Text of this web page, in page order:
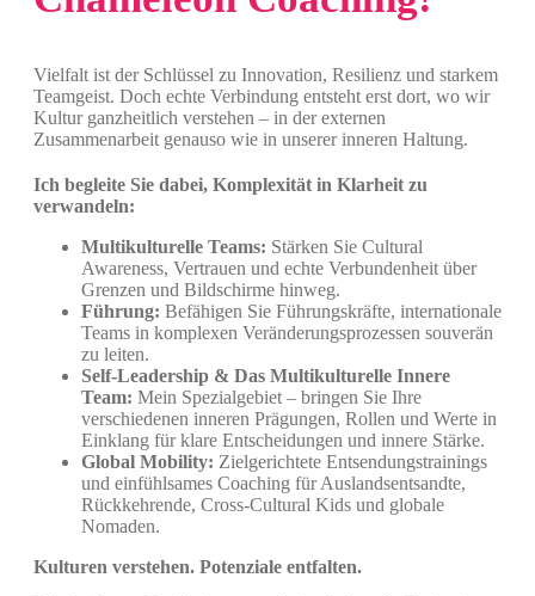
Vielfalt ist der Schlüssel zu Innovation, Resilienz und starkem
Teamgeist. Doch echte Verbindung entsteht erst dort, wo wir
Kultur ganzheitlich verstehen – in der externen
Zusammenarbeit genauso wie in unserer inneren Haltung.
Ich begleite Sie dabei, Komplexität in Klarheit zu
verwandeln:
Multikulturelle Teams: Stärken Sie Cultural
Awareness, Vertrauen und echte Verbundenheit über
Grenzen und Bildschirme hinweg.
Führung: Befähigen Sie Führungskräfte, internationale
Teams in komplexen Veränderungsprozessen souverän
zu leiten.
Self-Leadership & Das Multikulturelle Innere
Team: Mein Spezialgebiet – bringen Sie Ihre
verschiedenen inneren Prägungen, Rollen und Werte in
Einklang für klare Entscheidungen und innere Stärke.
Global Mobility: Zielgerichtete Entsendungstrainings
und einfühlsames Coaching für Auslandsentsandte,
Rückkehrende, Cross-Cultural Kids und globale
Nomaden.
Kulturen verstehen. Potenziale entfalten.